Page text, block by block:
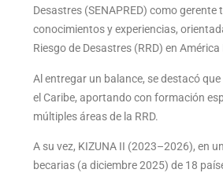
Desastres (SENAPRED) como
conocimientos y experiencias,
Riesgo de Desastres (RRD) en
Al entregar un balance, se destacó
el Caribe, aportando con formación
múltiples áreas de la RRD.
A su vez, KIZUNA II (2023–2026), en
becarias (a diciembre 2025) de 18